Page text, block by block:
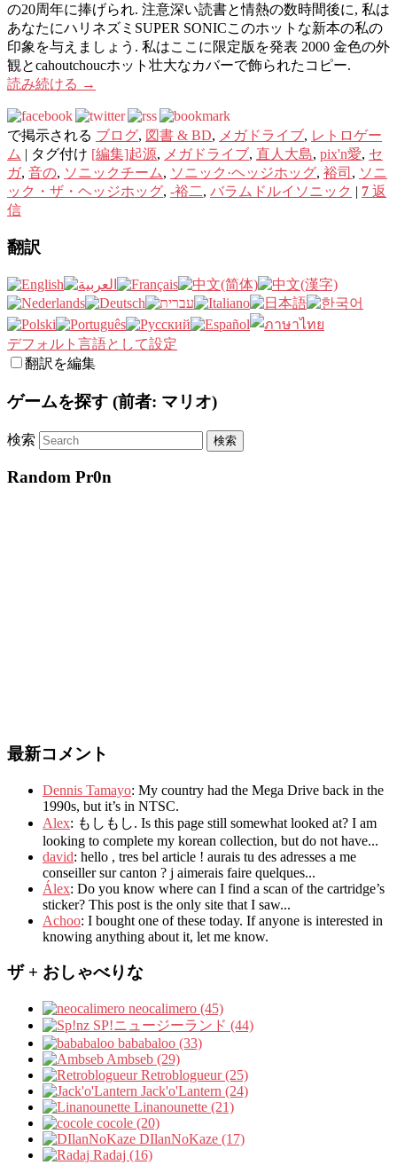
の20周年に捧げられ. 注意深い読書と情熱の数時間後に, 私は
あなたにハリネズミSUPER SONICこのホットな新本の私の
印象を与えましょう. 私はここに限定版を発表 2000 金色の外
観とcahoutchoucホット壮大なカバーで飾られたコピー.
読み続ける →
で掲示される ブログ, 図書 & BD, メガドライブ, レトロゲー
ム | タグ付け [編集]起源, メガドライブ, 直人大島, pix'n愛, セ
ガ, 音の, ソニックチーム, ソニック·ヘッジホッグ, 裕司 , ソニ
ック・ザ・ヘッジホッグ, -裕二, バラムドルイソニック | 7 返
信
翻訳
デフォルト言語として設定
翻訳を編集
ゲームを探す (前者: マリオ)
検索
Random Pr0n
最新コメント
Dennis Tamayo: My country had the Mega Drive back in the
1990s, but it’s in NTSC.
Alex: もしもし. Is this page still somewhat looked at? I am
looking to complete my korean collection, but do not have...
david: hello , tres bel article ! aurais tu des adresses a me
conseiller sur canton ? j aimerais faire quelques...
Álex: Do you know where can I find a scan of the cartridge’s
sticker? This post is the only site that I saw...
Achoo: I bought one of these today. If anyone is interested in
knowing anything about it, let me know.
ザ + おしゃべりな
neocalimero (45)
SP!ニュージーランド (44)
bababaloo (33)
Ambseb (29)
Retroblogueur (25)
Jack'o'Lantern (24)
Linanounette (21)
cocole (20)
DIlanNoKaze (17)
Radaj (16)